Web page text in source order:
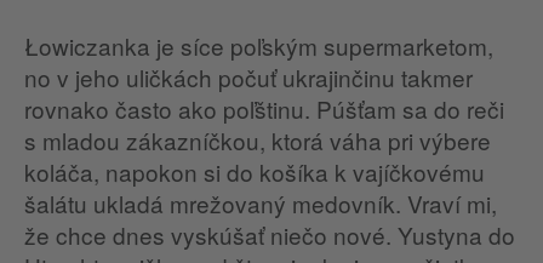
Łowiczanka je síce poľským supermarketom,
no v jeho uličkách počuť ukrajinčinu takmer
rovnako často ako poľštinu. Púšťam sa do reči
s mladou zákazníčkou, ktorá váha pri výbere
koláča, napokon si do košíka k vajíčkovému
šalátu ukladá mrežovaný medovník. Vraví mi,
že chce dnes vyskúšať niečo nové. Yustyna do